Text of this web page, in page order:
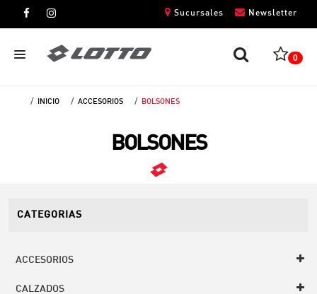
Newsletter
Sucursales
0
INICIO ACCESORIOS BOLSONES
BOLSONES
CATEGORIAS
ACCESORIOS
CALZADOS